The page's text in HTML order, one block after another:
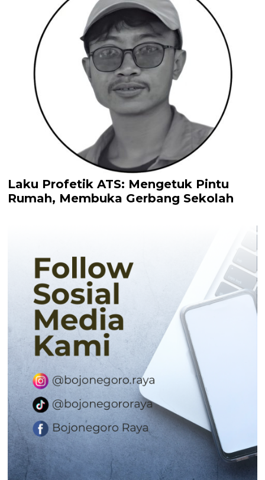
Laku Profetik ATS: Mengetuk Pintu
Rumah, Membuka Gerbang Sekolah